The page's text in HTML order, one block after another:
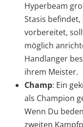
Hyperbeam
Stasis
vorbereitet,
möglich
Handlanger
ihrem Meister.
Champ: Ein
als Champion
Wenn Du
zweiten